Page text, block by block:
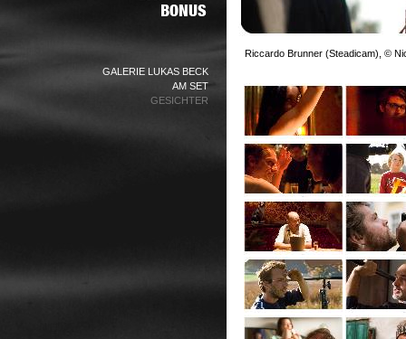
GALERIE LUKAS BECK
AM SET
GESICHTER
Riccardo Brunner (Steadicam), ©